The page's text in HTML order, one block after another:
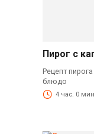
Пирог с
Рецепт
блюдо
4 час. 0 мин.